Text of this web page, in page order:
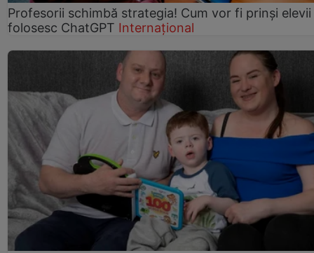
Profesorii schimbă strategia! Cum vor fi prinși elevii
folosesc ChatGPT Internațional